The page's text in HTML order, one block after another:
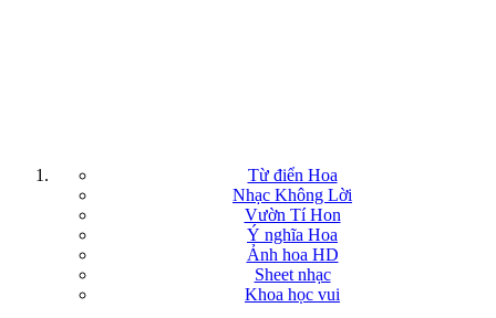
Từ điển Hoa
Nhạc Không Lời
Vườn Tí Hon
Ý nghĩa Hoa
Ảnh hoa HD
Sheet nhạc
Khoa học vui